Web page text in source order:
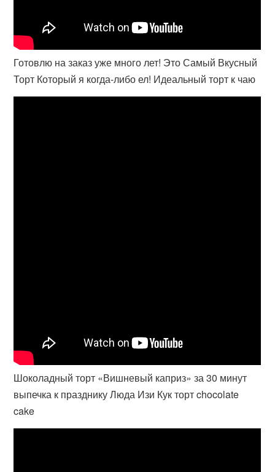
Готовлю на заказ уже много лет! Это Самый Вкусный
Торт Который я когда-либо ел! Идеальный торт к чаю
Шоколадный торт «Вишневый каприз» за 30 минут
выпечка к празднику Люда Изи Кук торт chocolate
cake